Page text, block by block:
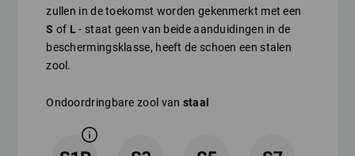
zullen in de toekomst worden gekenmerkt met een
S of L- staat geen van beide aanduidingen in de
beschermingsklasse, heeft de schoen een stalen
zool.
Ondoordringbare zool van staal